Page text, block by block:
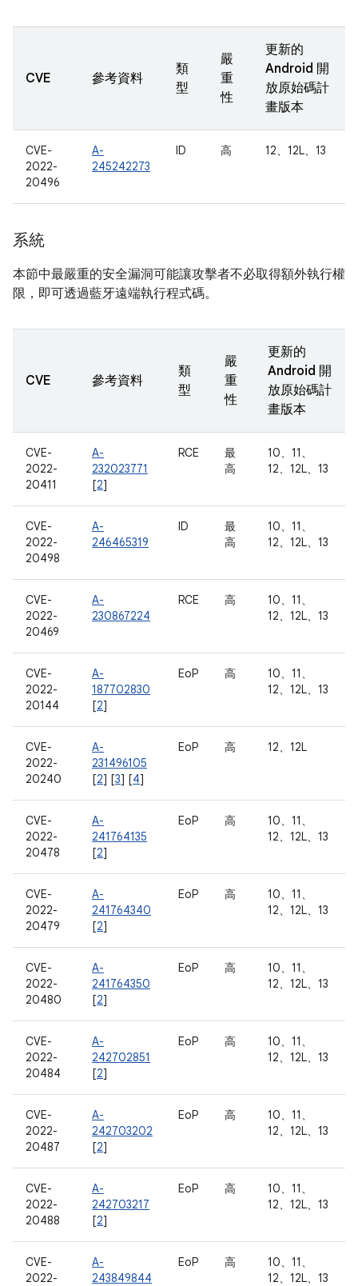
CVE 參考資料
類
型
嚴
重
性
更新的
Android 開
放原始碼計
畫版本
CVE-
2022-
20496
A-
245242273
ID 高 12、12L、13
系統
本節中最嚴重的安全漏洞可能讓攻擊者不必取得額外執行權
限，即可透過藍牙遠端執行程式碼。
CVE 參考資料
類
型
嚴
重
性
更新的
Android 開
放原始碼計
畫版本
CVE-
2022-
20411
A-
232023771
[2]
RCE
最
高
10、11、
12、12L、13
CVE-
2022-
20498
A-
246465319
ID
最
高
10、11、
12、12L、13
CVE-
2022-
20469
A-
230867224
RCE 高
10、11、
12、12L、13
CVE-
2022-
20144
A-
187702830
[2]
EoP 高
10、11、
12、12L、13
CVE-
2022-
20240
A-
231496105
[2] [3] [4]
EoP 高 12、12L
CVE-
2022-
20478
A-
241764135
[2]
EoP 高
10、11、
12、12L、13
CVE-
2022-
20479
A-
241764340
[2]
EoP 高
10、11、
12、12L、13
CVE-
2022-
20480
A-
241764350
[2]
EoP 高
10、11、
12、12L、13
CVE-
2022-
20484
A-
242702851
[2]
EoP 高
10、11、
12、12L、13
CVE-
2022-
20487
A-
242703202
[2]
EoP 高
10、11、
12、12L、13
CVE-
2022-
20488
A-
242703217
[2]
EoP 高
10、11、
12、12L、13
CVE-
2022-
A-
243849844
EoP 高
10、11、
12、12L、13